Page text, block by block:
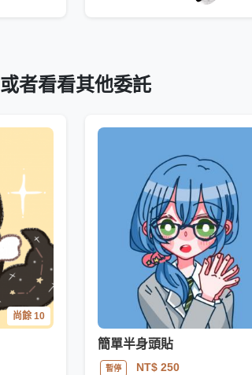
或者看看其他委託
尚餘 10
簡單半身頭貼
暫停 NT$ 250